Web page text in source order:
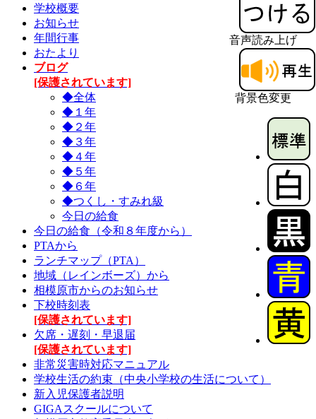
音声読み上げ
背景色変更
学校概要
お知らせ
年間行事
おたより
ブログ
[保護されています]
◆全体
◆１年
◆２年
◆３年
◆４年
◆５年
◆６年
◆つくし・すみれ級
今日の給食
今日の給食（令和８年度から）
PTAから
ランチマップ（PTA）
地域（レインボーズ）から
相模原市からのお知らせ
下校時刻表
[保護されています]
欠席・遅刻・早退届
[保護されています]
非常災害時対応マニュアル
学校生活の約束（中央小学校の生活について）
新入児保護者説明
GIGAスクールについて